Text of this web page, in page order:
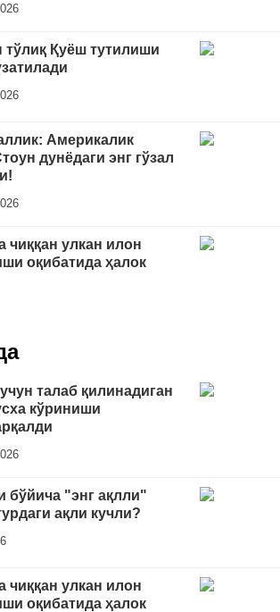
тўлиқ Қуёш тутилиши
Америкалик
дунёдаги энг гўзал
чиққан улкан илон
оқибатида ҳалок
талаб қилинадиган
кўриниши
бўйича "энг ақлли"
ақли кучли?
чиққан улкан илон
оқибатида ҳалок